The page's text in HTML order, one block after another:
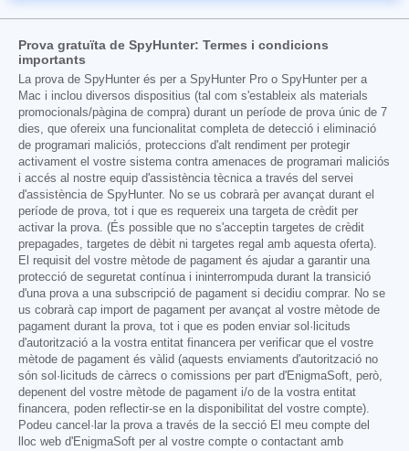
Prova gratuïta de SpyHunter: Termes i condicions
importants
La prova de SpyHunter és per a SpyHunter Pro o SpyHunter per a
Mac i inclou diversos dispositius (tal com s'estableix als materials
promocionals/pàgina de compra) durant un període de prova únic de 7
dies, que ofereix una funcionalitat completa de detecció i eliminació
de programari maliciós, proteccions d'alt rendiment per protegir
activament el vostre sistema contra amenaces de programari maliciós
i accés al nostre equip d'assistència tècnica a través del servei
d'assistència de SpyHunter. No se us cobrarà per avançat durant el
període de prova, tot i que es requereix una targeta de crèdit per
activar la prova. (És possible que no s'acceptin targetes de crèdit
prepagades, targetes de dèbit ni targetes regal amb aquesta oferta).
El requisit del vostre mètode de pagament és ajudar a garantir una
protecció de seguretat contínua i ininterrompuda durant la transició
d'una prova a una subscripció de pagament si decidiu comprar. No se
us cobrarà cap import de pagament per avançat al vostre mètode de
pagament durant la prova, tot i que es poden enviar sol·licituds
d'autorització a la vostra entitat financera per verificar que el vostre
mètode de pagament és vàlid (aquests enviaments d'autorització no
són sol·licituds de càrrecs o comissions per part d'EnigmaSoft, però,
depenent del vostre mètode de pagament i/o de la vostra entitat
financera, poden reflectir-se en la disponibilitat del vostre compte).
Podeu cancel·lar la prova a través de la secció El meu compte del
lloc web d'EnigmaSoft per al vostre compte o contactant amb